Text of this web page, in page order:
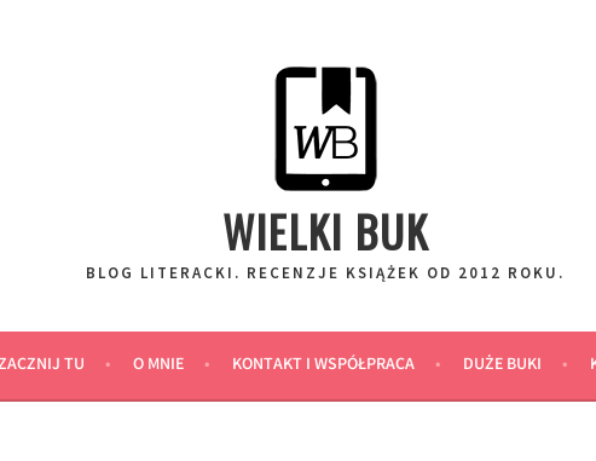
WIELKI BUK
BLOG LITERACKI. RECENZJE KSIĄŻEK OD 2012 ROKU.
TU O MNIE KONTAKT I WSPÓŁPRACA DUŻE BUKI